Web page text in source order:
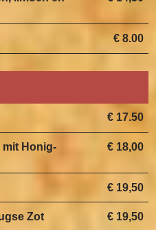
€ 8.00
€ 17.50
€ 18,00
mit Honig-
€ 19,50
€ 19,50
Zot